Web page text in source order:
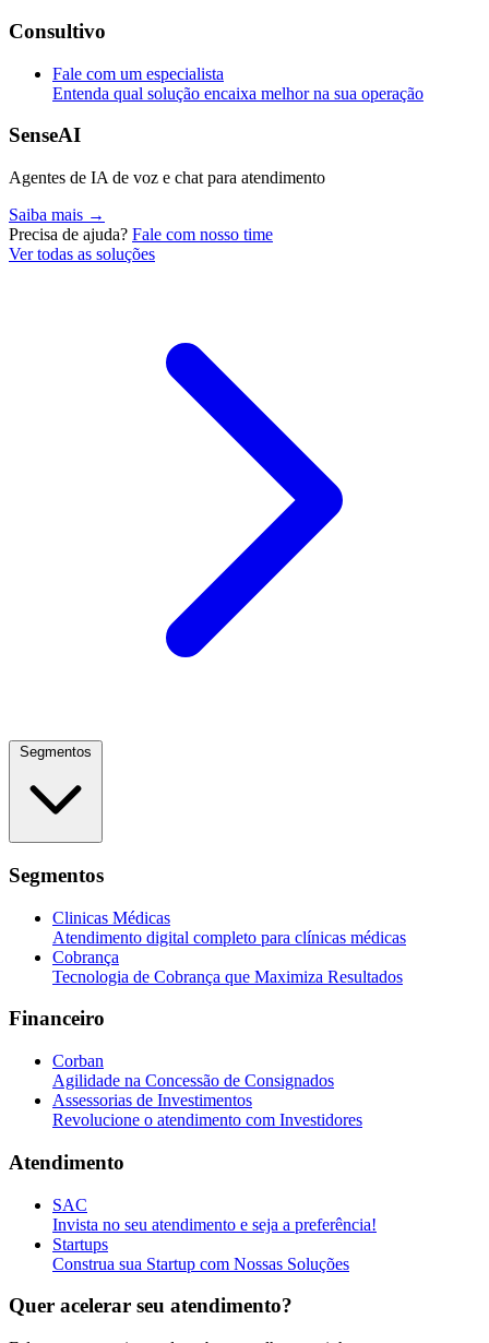
Consultivo
Fale com um especialista
Entenda qual solução encaixa melhor na sua operação
SenseAI
Agentes de IA de voz e chat para atendimento
Saiba mais →
Precisa de ajuda? Fale com nosso time
Ver todas as soluções
Segmentos
Clinicas Médicas
Atendimento digital completo para clínicas médicas
Cobrança
Tecnologia de Cobrança que Maximiza Resultados
Financeiro
Corban
Agilidade na Concessão de Consignados
Assessorias de Investimentos
Revolucione o atendimento com Investidores
Atendimento
SAC
Invista no seu atendimento e seja a preferência!
Startups
Construa sua Startup com Nossas Soluções
Quer acelerar seu atendimento?